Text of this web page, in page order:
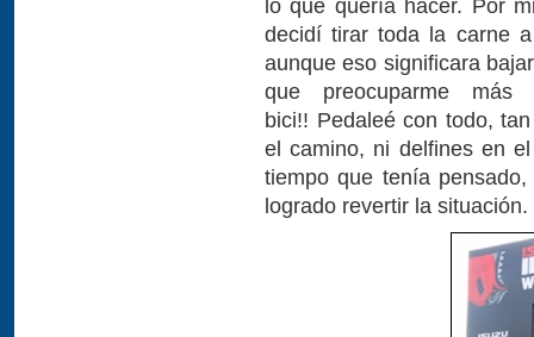
lo que quería hacer. Por
decidí tirar toda la carne
aunque eso significara
que preocuparme
bici!! Pedaleé con todo,
el camino, ni delfines en
tiempo que tenía
logrado revertir la